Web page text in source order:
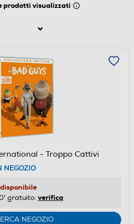
prodotti visualizzati
- Troppo Cattivi
NEGOZIO
gratuito: verifica
NEGOZIO